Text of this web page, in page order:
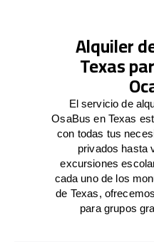
Alquiler
Texas
El servicio de
OsaBus en Texas
con todas tus
privados hasta
excursiones
cada uno de los
de Texas,
para grupos